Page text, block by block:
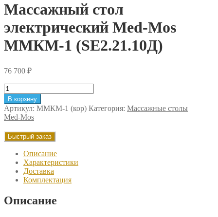
Массажный стол
электрический Med-Mos
ММКМ-1 (SE2.21.10Д)
76 700 ₽
Количество
товара
Массажный
стол
электрический
Med-
Mos
(SE2.21.10Д)
В корзину
Артикул: ММКМ-1 (кор) Категория: Массажные столы
Med-Mos
Быстрый заказ
Описание
Характеристики
Доставка
Комплектация
Описание